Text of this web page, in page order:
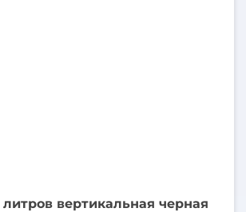
литров вертикальная черная